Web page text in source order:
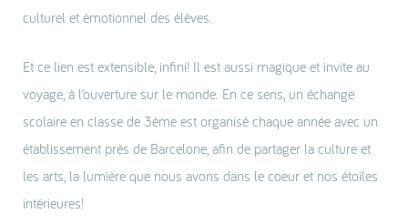
culturel et émotionnel des élèves.
Et ce lien est extensible, infini! Il est aussi magique et invite au
voyage, à l’ouverture sur le monde. En ce sens, un échange
scolaire en classe de 3ème est organisé chaque année avec un
établissement près de Barcelone, afin de partager la culture et
les arts, la lumière que nous avons dans le coeur et nos étoiles
intérieures!